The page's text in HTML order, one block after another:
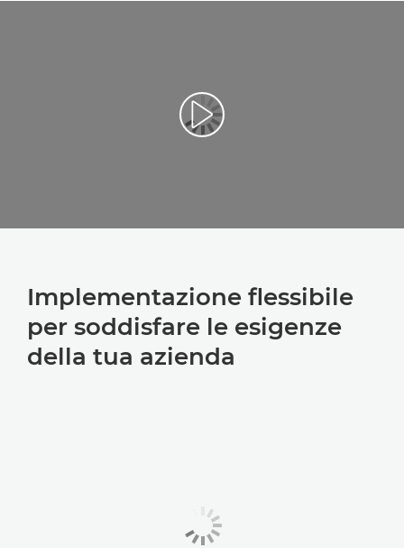
Implementazione flessibile
per soddisfare le esigenze
della tua azienda